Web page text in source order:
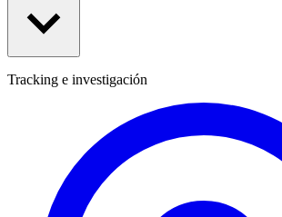
Tracking e investigación